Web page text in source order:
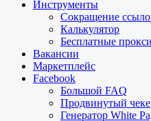
Инструменты
Сокращение
Калькулятор
Бесплатные прокси
Вакансии
Маркетплейс
Facebook
Большой FAQ
Продвинутый
Генератор White